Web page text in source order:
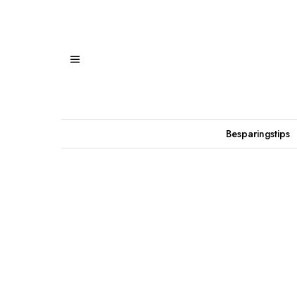
Besparingstips